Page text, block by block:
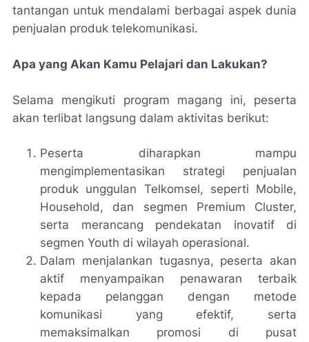
tantangan untuk mendalami berbagai aspek dunia
penjualan produk telekomunikasi.
Apa yang Akan Kamu Pelajari dan Lakukan?
Selama mengikuti program magang ini, peserta
akan terlibat langsung dalam aktivitas berikut:
Peserta diharapkan mampu
mengimplementasikan strategi penjualan
produk unggulan Telkomsel, seperti Mobile,
Household, dan segmen Premium Cluster,
serta merancang pendekatan inovatif di
segmen Youth di wilayah operasional.
Dalam menjalankan tugasnya, peserta akan
aktif menyampaikan penawaran terbaik
kepada pelanggan dengan metode
komunikasi yang efektif, serta
memaksimalkan promosi di pusat